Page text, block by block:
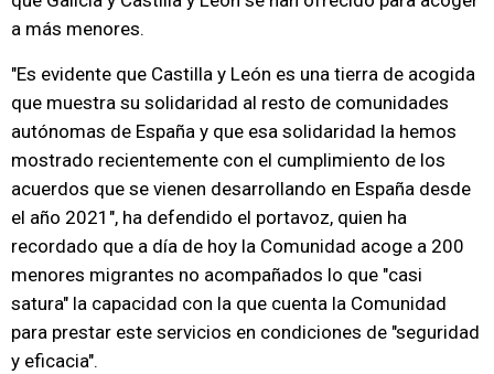
a más menores.
"Es evidente que Castilla y León es una tierra de acogida
que muestra su solidaridad al resto de comunidades
autónomas de España y que esa solidaridad la hemos
mostrado recientemente con el cumplimiento de los
acuerdos que se vienen desarrollando en España desde
el año 2021", ha defendido el portavoz, quien ha
recordado que a día de hoy la Comunidad acoge a 200
menores migrantes no acompañados lo que "casi
satura" la capacidad con la que cuenta la Comunidad
para prestar este servicios en condiciones de "seguridad
y eficacia".